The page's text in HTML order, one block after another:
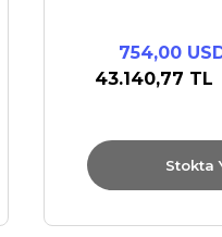
754,00
43.140,77 TL
Stokta